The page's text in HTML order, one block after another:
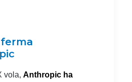
vola, Anthropic ha